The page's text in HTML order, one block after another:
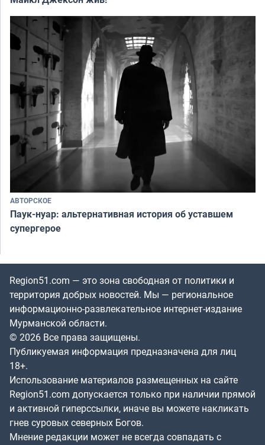
АВТОРСКОЕ
Паук-нуар: альтернативная история об уставшем
супергерое
Region51.com — это зона свободная от политики и
территория добрых новостей. Мы — региональное
информационно-развлекательное интернет-издание
Мурманской области.
© 2026 Все права защищены.
Публикуемая информация предназначена для лиц
18+.
Использование материалов размещенных на сайте
Region51.com допускается только при наличии прямой
и активной гиперссылки, иначе вы можете накликать
гнев суровых северных Богов.
Мнение редакции может не всегда совпадать с